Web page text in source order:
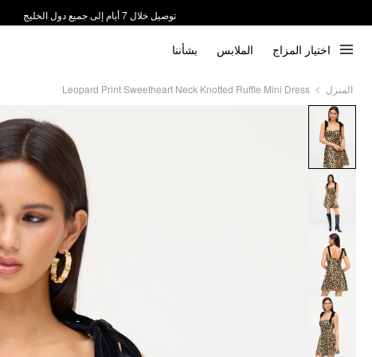
توصيل خلال 7 أيام إلى جميع دول الخليج
اختيار المزاج الملابس بشأننا
المنزل Leopard Print Sweetheart Neck Knotted Ruffle Mini Dress